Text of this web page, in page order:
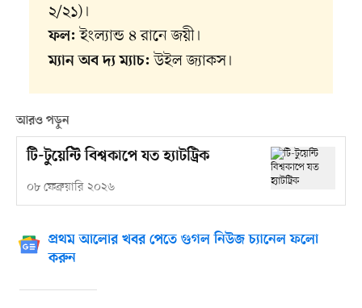
২/২১)।
ফল: ইংল্যান্ড ৪ রানে জয়ী।
ম্যান অব দ্য ম্যাচ: উইল জ্যাকস।
আরও পড়ুন
টি-টুয়েন্টি বিশ্বকাপে যত হ্যাটট্রিক
০৮ ফেব্রুয়ারি ২০২৬
প্রথম আলোর খবর পেতে গুগল নিউজ চ্যানেল ফলো
করুন